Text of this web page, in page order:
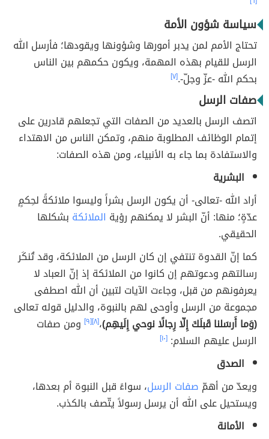
سياسة شؤون الأمة
تحتاج الأمم لمن يدبر أمورها وشؤونها ويقودها؛ فأرسل الله
الرسل للقيام بهذه المهمة، ويكون حكمهم بين الناس
بحكم الله -عزّ وجلّ-.[٧]
صفات الرسل
اتصف الرسل بالعديد من الصفات التي تجعلهم قادرين على
إتمام الوظائف المطلوبة منهم، وتمكن الناس من الاهتداء
والاستفادة بما جاء به الأنبياء، ومن هذه الصفات:
البشرية
أراد الله -تعالى- أن يكون الرسل بشراً وليسوا ملائكةً لحِكمٍ
عدّةٍ؛ منها: أنّ البشر لا يمكنهم رؤية الملائكة بشكلها
الحقيقي.
كما إنّ القدوة تنتفي إن كان الرسل من الملائكة، وقد تُنكَر
رسالتهم ودعوتهم إن كانوا من الملائكة إذ إنّ العباد لا
يعرفونهم من قبل، وجاءت الآيات لتبين أن الله اصطفى
مجموعة من الرسل وأوحى لهم بالنبوة، والدليل قوله تعالى
(وَما أَرسَلنا قَبلَكَ إِلّا رِجالًا نوحي إِلَيهِم)،[٨] [٩]
ومن صفات
الرسل عليهم السلام: [١٠]
الصدق
ويعدّ من أهمّ صفات الرسل، سواءً قبل النبوة أم بعدها،
ويستحيل على الله أن يرسل رسولاً يتّصف بالكذب.
الأمانة